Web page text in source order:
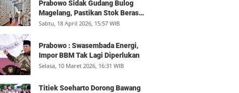
Prabowo Sidak Gudang Bulog
Magelang, Pastikan Stok Beras
Aman dan Distribusi Lancar
Sabtu, 18 April 2026, 15:57 WIB
Prabowo : Swasembada Energi,
Impor BBM Tak Lagi Diperlukan
Selasa, 10 Maret 2026, 16:31 WIB
Titiek Soeharto Dorong Bawang